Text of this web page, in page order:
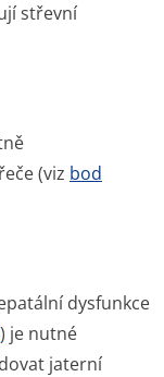
střevní
(viz bod
dysfunkce
) je nutné
jaterní